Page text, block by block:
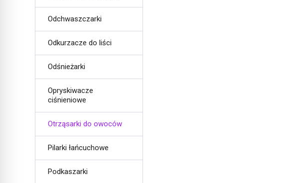
Odchwaszczarki
Odkurzacze do liści
Odśnieżarki
Opryskiwacze
ciśnieniowe
Otrząsarki do owoców
Pilarki łańcuchowe
Podkaszarki